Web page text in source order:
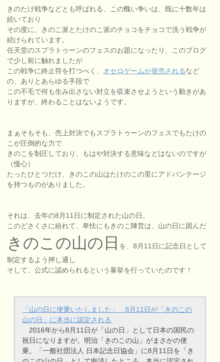
きのたけ戦争などとも呼ばれる、この醜い争いは、既に十数年は
続いており
その度に、きのこ派とたけのこ派のチョコをチョコで洗う戦争が
続けられています。
任天堂のスプラトゥーンのフェスのお題になったり、このブログ
で少し前に触れましたが
この戦争に終止符を打つべく、 オセロゲームが発売されるなど
の、ありとあらゆる手段で
この不毛で何も生み出さない対立を収束させようという動きがあ
りますが、終わることはないようです。
まぁそもそも、売上対決でもスプラトゥーンのフェスでもたけの
こが圧倒的な力で
きのこを制圧しており、もはや対決する意味などはないのですが
（慢心）
たったひとつだけ、きのこの山はたけのこの里にアドバンテージ
を持つものがありました。
それは、去年の8月11日に制定された山の日。
このどさくさに紛れて、卑怯にもきのこ陣営は、山の日に因んだ
きのこの山の日 を、8月11日に記念日として
制定するよう押し通し
そして、公式に認められるという暴挙を行っていたのです！
「山の日に便乗いたしました」 8月11日が「きのこの
山の日」に本当に認定される
2016年から8月11日が「山の日」として日本の国民の
祝日になりますが、明治「きのこの山」がまさかの便
乗。「一般社団法人 日本記念日協会」に8月11日を「き